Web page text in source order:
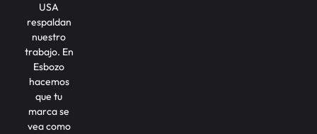
USA
respaldan
nuestro
trabajo. En
Esbozo
hacemos
que tu
marca se
vea como